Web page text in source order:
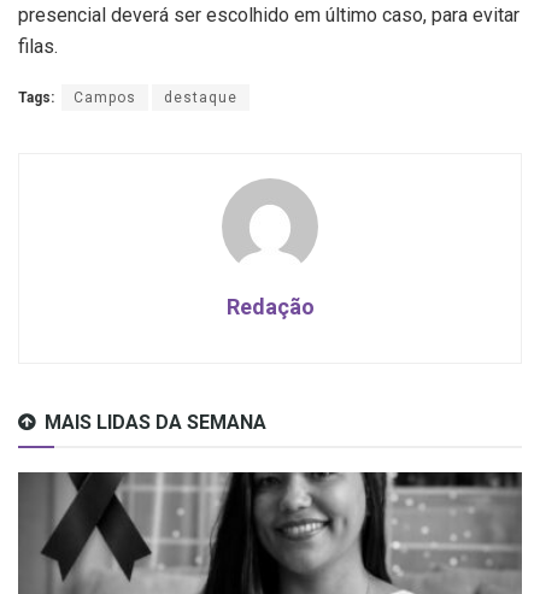
presencial deverá ser escolhido em último caso, para evitar
filas.
Tags: Campos destaque
Redação
MAIS LIDAS DA SEMANA